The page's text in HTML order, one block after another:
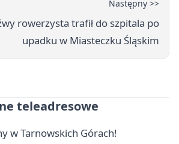
Następny >>
rowerzysta trafił do szpitala po
upadku w Miasteczku Śląskim
teleadresowe
w Tarnowskich Górach!